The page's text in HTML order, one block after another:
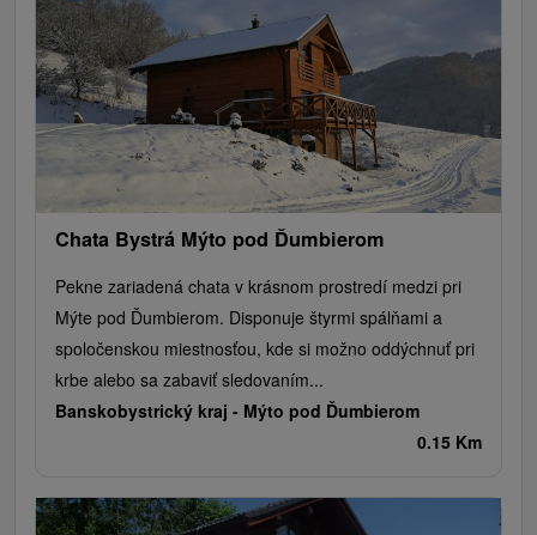
Chata Bystrá Mýto pod Ďumbierom
Pekne zariadená chata v krásnom prostredí medzi pri
Mýte pod Ďumbierom. Disponuje štyrmi spálňami a
spoločenskou miestnosťou, kde si možno oddýchnuť pri
krbe alebo sa zabaviť sledovaním...
Banskobystrický kraj - Mýto pod Ďumbierom
0.15 Km